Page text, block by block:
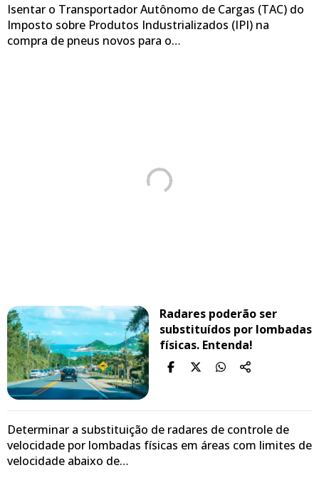
Isentar o Transportador Autônomo de Cargas (TAC) do
Imposto sobre Produtos Industrializados (IPI) na
compra de pneus novos para o…
Radares poderão ser
substituídos por lombadas
físicas. Entenda!
Determinar a substituição de radares de controle de
velocidade por lombadas físicas em áreas com limites de
velocidade abaixo de…